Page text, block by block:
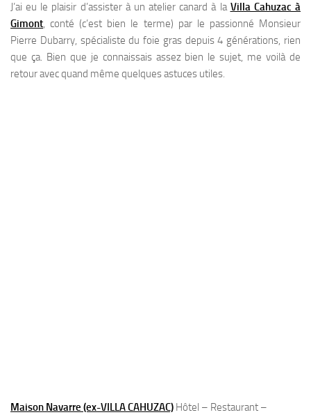
J’ai eu le plaisir d’assister à un atelier canard à la Villa Cahuzac à
Gimont, conté (c’est bien le terme) par le passionné Monsieur
Pierre Dubarry, spécialiste du foie gras depuis 4 générations, rien
que ça. Bien que je connaissais assez bien le sujet, me voilà de
retour avec quand même quelques astuces utiles.
Maison Navarre (ex-VILLA CAHUZAC) Hôtel – Restaurant –